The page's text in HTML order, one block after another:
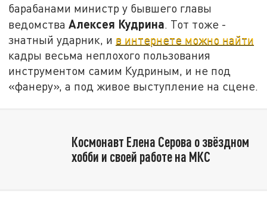
барабанами министр у бывшего главы
ведомстваАлексея Кудрина. Тот тоже -
знатный ударник, и в интернете можно найти
кадры весьма неплохого пользования
инструментом самим Кудриным, и не под
«фанеру», а под живое выступление на сцене.
Космонавт Елена Серова о звёздном
хобби и своей работе на МКС